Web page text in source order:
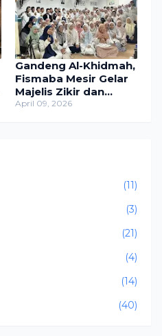
Gandeng Al-Khidmah,
Fismaba Mesir Gelar
Majelis Zikir dan
Manakib Jelang Ujian
April 09, 2026
(11)
(3)
(21)
(4)
(14)
(40)